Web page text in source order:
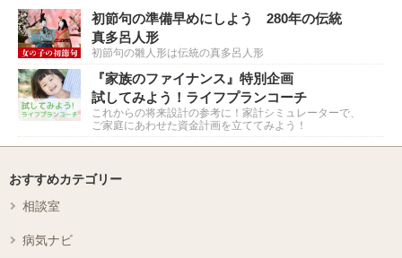
初節句の準備早めにしよう 280年の伝統
真多呂人形
初節句の雛人形は伝統の真多呂人形
『家族のファイナンス』特別企画
試してみよう！ライフプランコーチ
これからの将来設計の参考に！家計シミュレーターで、
ご家庭にあわせた資金計画を立ててみよう！
おすすめカテゴリー
相談室
病気ナビ